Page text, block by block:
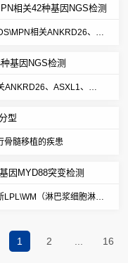
BCORL1、BRAF、CBL、
相关42种基因NGS检测
相关ANKRD26、
、DDX41、DNMT3...
基因NGS检测
ANKRD26、ASXL1、
DNMT3A、ETV6、EZH2、
型
骨髓移植的疾患
因MYD88突变检测
LPL\WM（淋巴浆细胞淋巴
1 2 16